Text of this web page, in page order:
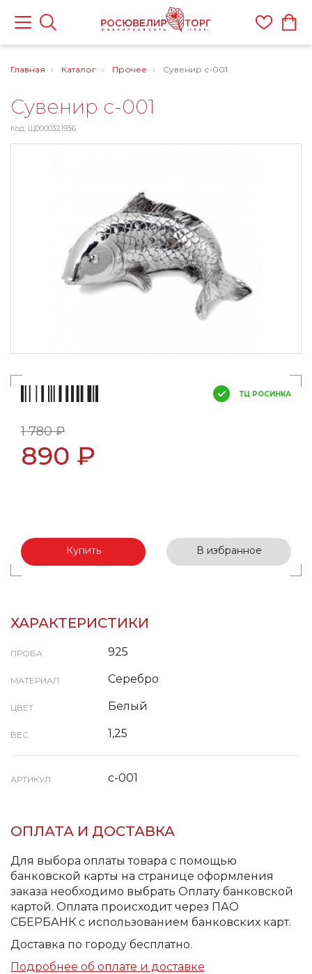
Главная Каталог Прочее Сувенир с-001
Сувенир с-001
Код: Щ0000321936
ТЦ РОСИНКА
1 780 ₽
890 ₽
Купить В избранное
ХАРАКТЕРИСТИКИ
ПРОБА 925
МАТЕРИАЛ Серебро
ЦВЕТ Белый
ВЕС 1,25
АРТИКУЛ с-001
ОПЛАТА И ДОСТАВКА
Для выбора оплаты товара с помощью
банковской карты на странице оформления
заказа необходимо выбрать Оплату банковской
картой. Оплата происходит через ПАО
СБЕРБАНК с использованием банковских карт.
Доставка по городу бесплатно.
Подробнее об оплате и доставке